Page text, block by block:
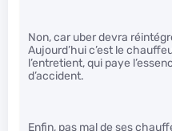
Non, car uber devra
Aujourd’hui c’est le
l’entretient, qui paye
d’accident.
Enfin, pas mal de ses